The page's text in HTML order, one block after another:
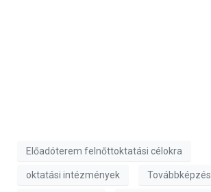
Előadóterem felnőttoktatási célokra
oktatási intézmények Továbbképzés